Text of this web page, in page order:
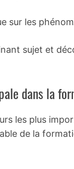
sur les
sujet et
dans la
les plus
de la